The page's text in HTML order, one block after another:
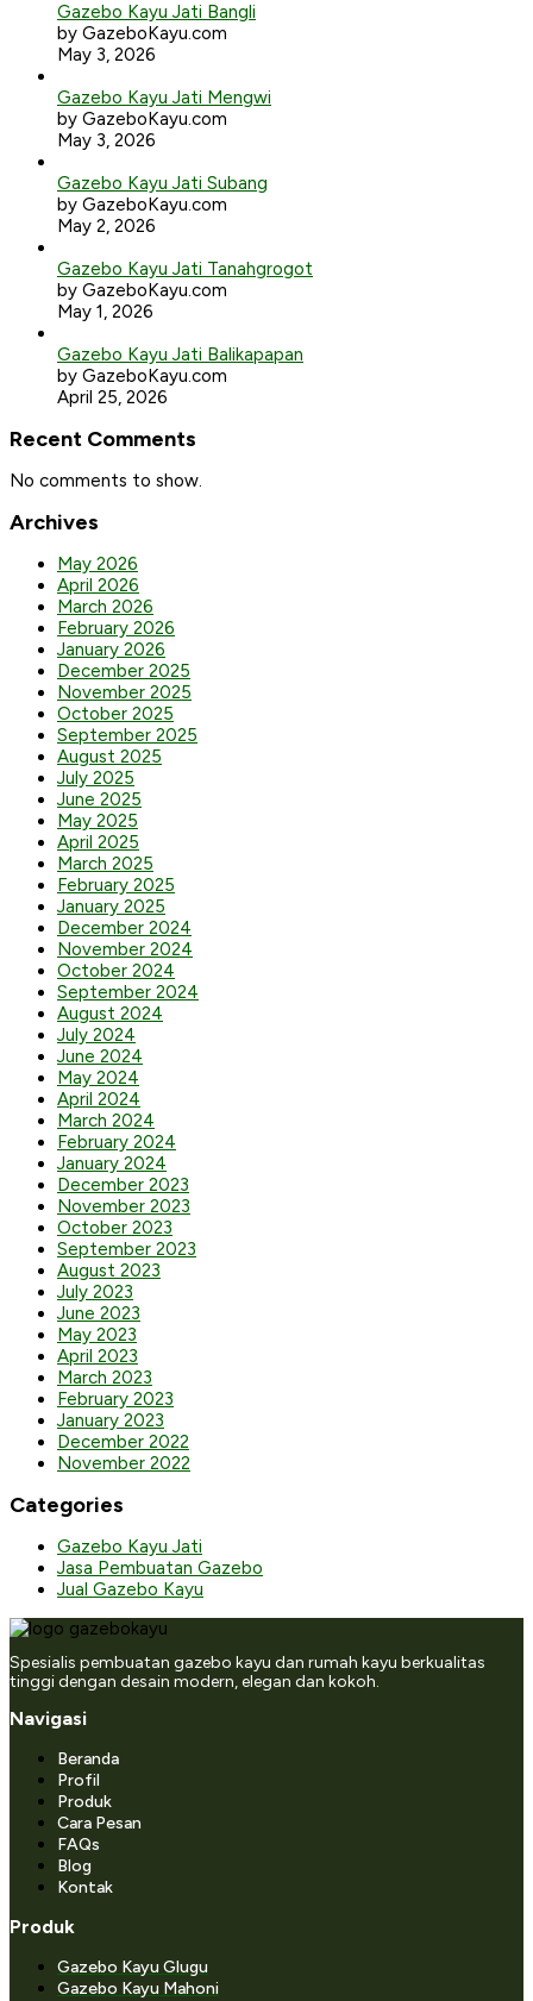
Gazebo Kayu Jati Bangli
by GazeboKayu.com
May 3, 2026
Gazebo Kayu Jati Mengwi
by GazeboKayu.com
May 3, 2026
Gazebo Kayu Jati Subang
by GazeboKayu.com
May 2, 2026
Gazebo Kayu Jati Tanahgrogot
by GazeboKayu.com
May 1, 2026
Gazebo Kayu Jati Balikapapan
by GazeboKayu.com
April 25, 2026
Recent Comments
No comments to show.
Archives
May 2026
April 2026
March 2026
February 2026
January 2026
December 2025
November 2025
October 2025
September 2025
August 2025
July 2025
June 2025
May 2025
April 2025
March 2025
February 2025
January 2025
December 2024
November 2024
October 2024
September 2024
August 2024
July 2024
June 2024
May 2024
April 2024
March 2024
February 2024
January 2024
December 2023
November 2023
October 2023
September 2023
August 2023
July 2023
June 2023
May 2023
April 2023
March 2023
February 2023
January 2023
December 2022
November 2022
Categories
Gazebo Kayu Jati
Jasa Pembuatan Gazebo
Jual Gazebo Kayu
Spesialis pembuatan gazebo kayu dan rumah kayu berkualitas
tinggi dengan desain modern, elegan dan kokoh.
Navigasi
Beranda
Profil
Produk
Cara Pesan
FAQs
Blog
Kontak
Produk
Gazebo Kayu Glugu
Gazebo Kayu Mahoni